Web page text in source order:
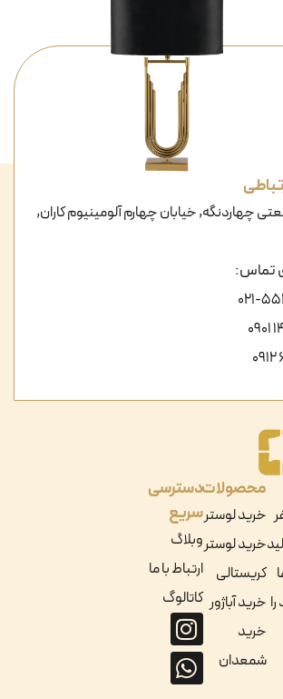
محصولات
خرید لوستر
خرید لوستر
کریستالی
خرید آباژور
خرید
شمعدان
دسترسی
سریع
وبلاگ
ارتباط با ما
کاتالوگ
چهاردنگه, خیابان چهارم آلومینیوم کاران,
تماس:
021-